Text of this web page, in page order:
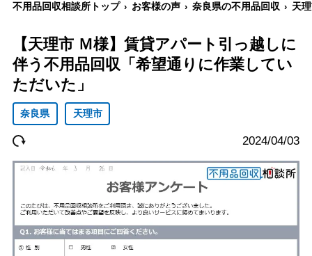
当社について
サービス
不用品回収相談所トップ お客様の声 奈良県の不用品回収 天
【天理市 Ｍ様】賃貸アパート引っ越しに
伴う不用品回収「希望通りに作業してい
ただいた」
奈良県 天理市
2024/04/03